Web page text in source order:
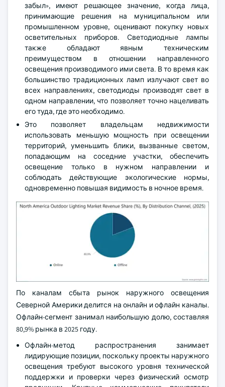
забыл», имеют решающее значение, когда лица,
принимающие решения на муниципальном или
промышленном уровне, оценивают покупку новых
осветительных приборов. Светодиодные лампы
также обладают явным техническим
преимуществом в отношении направленного
освещения производимого ими света. В то время как
большинство традиционных ламп излучают свет во
всех направлениях, светодиоды производят свет в
одном направлении, что позволяет точно нацеливать
его туда, где это необходимо.
Это позволяет владельцам недвижимости
использовать меньшую мощность при освещении
территорий, уменьшить блики, вызванные светом,
попадающим на соседние участки, обеспечить
освещение только в нужном направлении и
соблюдать действующие экологические нормы,
одновременно повышая видимость в ночное время.
По каналам сбыта рынок наружного освещения
Северной Америки делится на онлайн и офлайн каналы.
Офлайн-сегмент занимал наибольшую долю, составляя
80,9% рынка в 2025 году.
Офлайн-метод распространения занимает
лидирующие позиции, поскольку проекты наружного
освещения требуют высокого уровня технической
поддержки и проверки через физический осмотр